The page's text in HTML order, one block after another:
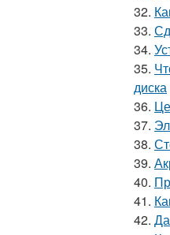
32.
33.
34.
35.
диска
36.
37.
38.
39.
40.
41.
42.